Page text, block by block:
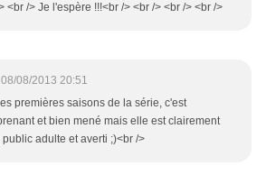
<br /> Je l'espère !!!<br /> <br /> <br /> <br />
08/08/2013 20:51
premières saisons de la série, c'est
et bien mené mais elle est clairement
adulte et averti ;)<br />